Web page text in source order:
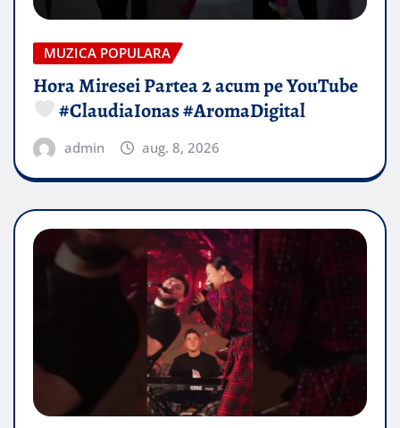
MUZICA POPULARA
Hora Miresei Partea 2 acum pe YouTube
#ClaudiaIonas #AromaDigital
admin aug. 8, 2026